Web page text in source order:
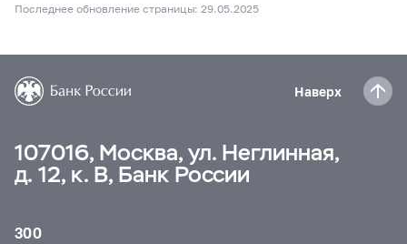
Последнее обновление страницы: 29.05.2025
Наверх
107016, Москва, ул. Неглинная,
д. 12, к. В, Банк России
300